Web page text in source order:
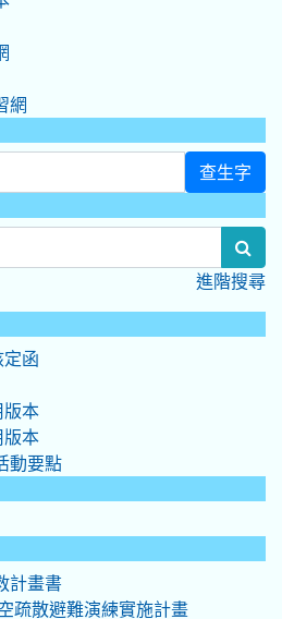
網
查生字
進階搜尋
定函
版本
版本
動要點
計畫書
疏散避難演練實施計畫